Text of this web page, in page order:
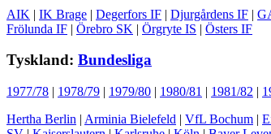
AIK | IK Brage | Degerfors IF | Djurgårdens IF |
Frölunda IF | Örebro SK | Örgryte IS | Östers IF
Tyskland: Bundesliga
1977/78 | 1978/79 | 1979/80 | 1980/81 | 1981/82 |
Hertha Berlin | Arminia Bielefeld | VfL Bochum |